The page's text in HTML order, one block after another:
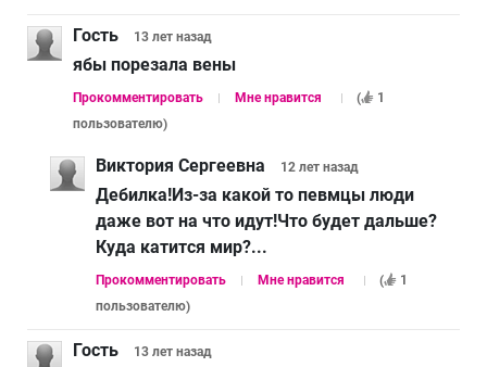
Гость 13 лет назад
ябы порезала вены
Прокомментировать Мне нравится (
1
пользователю)
Виктория Сергеевна 12 лет назад
Дебилка!Из-за какой то певмцы люди
даже вот на что идут!Что будет дальше?
Куда катится мир?...
Прокомментировать Мне нравится (
1
пользователю)
Гость 13 лет назад